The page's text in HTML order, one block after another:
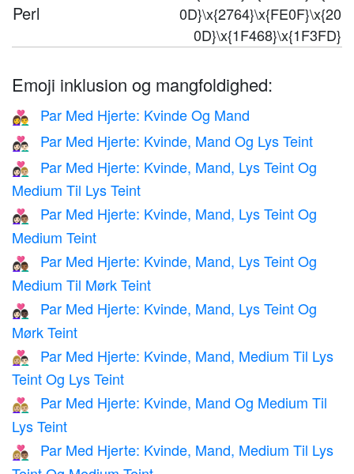
Perl
0D}\x{2764}\x{FE0F}\x{20
0D}\x{1F468}\x{1F3FD}
Emoji inklusion og mangfoldighed:
👩‍❤️‍👨 Par Med Hjerte: Kvinde Og Mand
👩🏻‍❤️‍👨🏻 Par Med Hjerte: Kvinde, Mand Og Lys Teint
👩🏻‍❤️‍👨🏼
Par Med Hjerte: Kvinde, Mand, Lys Teint Og
Medium Til Lys Teint
👩🏻‍❤️‍👨🏽
Par Med Hjerte: Kvinde, Mand, Lys Teint Og
Medium Teint
👩🏻‍❤️‍👨🏾
Par Med Hjerte: Kvinde, Mand, Lys Teint Og
Medium Til Mørk Teint
👩🏻‍❤️‍👨🏿
Par Med Hjerte: Kvinde, Mand, Lys Teint Og
Mørk Teint
👩🏼‍❤️‍👨🏻
Par Med Hjerte: Kvinde, Mand, Medium Til Lys
Teint Og Lys Teint
👩🏼‍❤️‍👨🏼
Par Med Hjerte: Kvinde, Mand Og Medium Til
Lys Teint
👩🏼‍❤️‍👨🏽
Par Med Hjerte: Kvinde, Mand, Medium Til Lys